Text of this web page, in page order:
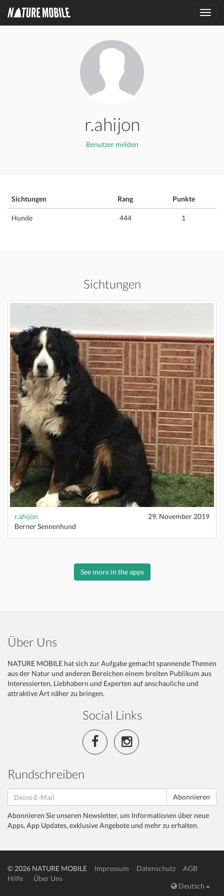
r.ahijon
Benutzer melden
Sichtungen Rang Punkte
Hunde 444 1
Sichtungen
r.ahijon
29. November 2019
Berner Sennenhund
See more in the apps
Über Uns
NATURE MOBILE hat sich zur Aufgabe gemacht spannende Themen
aus der Natur und anderen Bereichen einem breiten Publikum aus
Interessierten, Liebhabern und Experten auf anschauliche und
attraktive Art näher zu bringen.
Social Links
Rundschreiben
Abonnieren
Abonnieren Sie unseren Newsletter, um Informationen über neue
Apps, App Updates, exklusive Angebote und mehr zu erhalten.
© 2026 NATURE MOBILE Impressum Datenschutz
AGB
Hilfe
Über Uns
Deutsch